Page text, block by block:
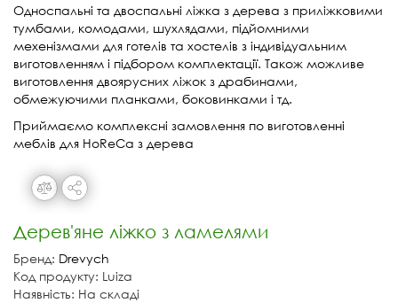
Односпальні та двоспальні ліжка з дерева з приліжковими
тумбами, комодами, шухлядами, підйомними
мехенізмами для готелів та хостелів з індивідуальним
виготовленням і підбором комплектації. Також можливе
виготовлення двоярусних ліжок з драбинами,
обмежуючими планками, боковинками і тд.
Приймаємо комплексні замовлення по виготовленні
меблів для HoReCa з дерева
Дерев'яне ліжко з ламелями
Бренд: Drevych
Код продукту: Luiza
Наявність: На складі